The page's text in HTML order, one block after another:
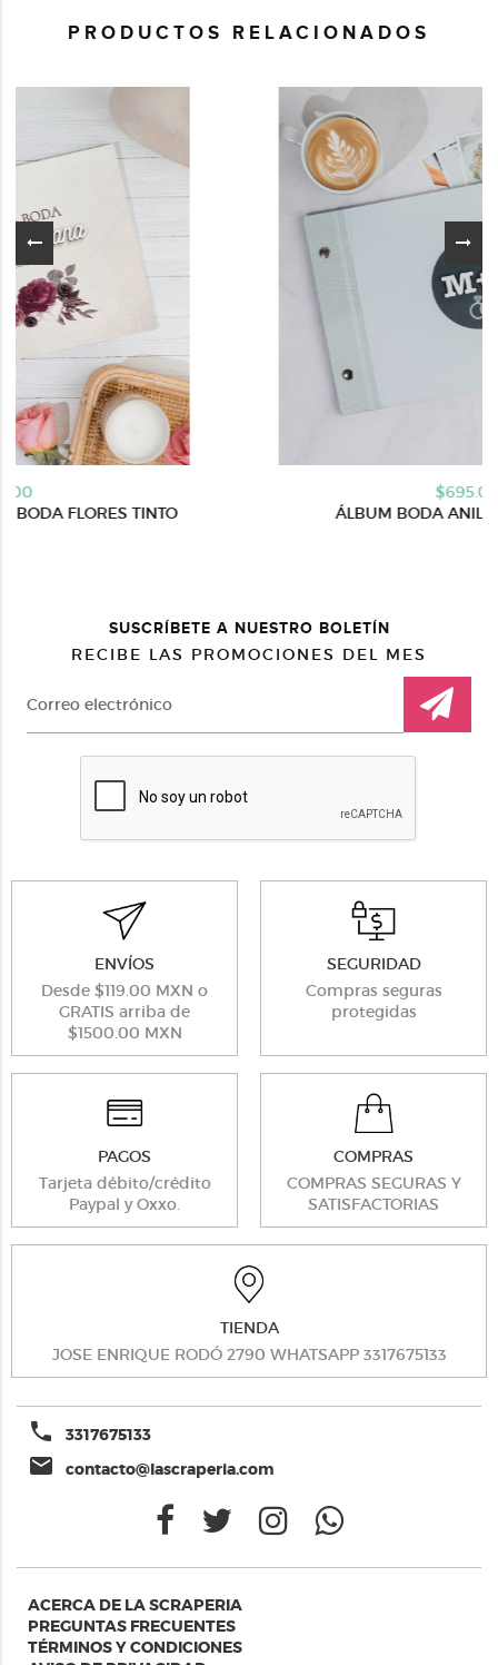
PRODUCTOS RELACIONADOS
ÁLBUM BODA ANILLOS ABSTRACT
SUSCRÍBETE A NUESTRO BOLETÍN
RECIBE LAS PROMOCIONES DEL MES
ENVÍOS
Desde $119.00 MXN o
GRATIS arriba de
$1500.00 MXN
SEGURIDAD
Compras seguras
protegidas
PAGOS
Tarjeta débito/crédito
Paypal y Oxxo.
COMPRAS
COMPRAS SEGURAS Y
SATISFACTORIAS
TIENDA
JOSE ENRIQUE RODÓ 2790 WHATSAPP 3317675133
phone 3317675133
email contacto@lascraperia.com
ACERCA DE LA SCRAPERIA
PREGUNTAS FRECUENTES
TÉRMINOS Y CONDICIONES